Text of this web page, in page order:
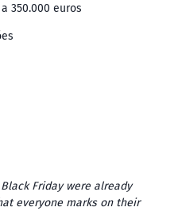
350.000 euros
Friday were already
everyone marks on their